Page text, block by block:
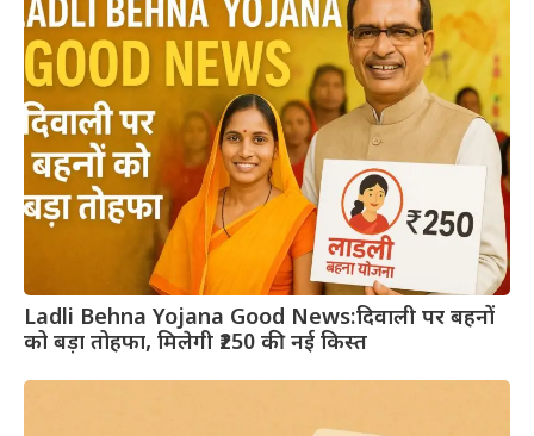
Ladli Behna Yojana Good News:दिवाली पर बहनों
को बड़ा तोहफा, मिलेगी ₹250 की नई किस्त